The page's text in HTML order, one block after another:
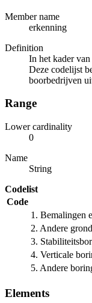
Member name
erkenning
Definition
In het kader
Deze codelijst
boorbedrijven
Range
Lower cardinality
0
Name
String
Codelist
Code
1. Bemalingen
2. Andere
3.
4. Verticale
5. Andere
Elements